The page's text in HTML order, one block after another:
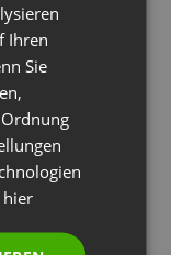
Ihre
RUSSIAN
SPANISH
ITALIAN
Ihren
Sie
hier